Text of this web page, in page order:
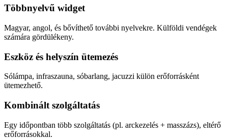
Többnyelvű widget
Magyar, angol, és bővíthető további nyelvekre. Külföldi vendégek
számára gördülékeny.
Eszköz és helyszín ütemezés
Sólámpa, infraszauna, sóbarlang, jacuzzi külön erőforrásként
ütemezhető.
Kombinált szolgáltatás
Egy időpontban több szolgáltatás (pl. arckezelés + masszázs), eltérő
erőforrásokkal.